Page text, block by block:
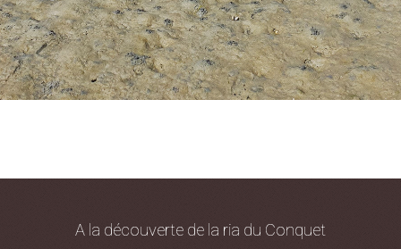
A la découverte de la ria du Conquet